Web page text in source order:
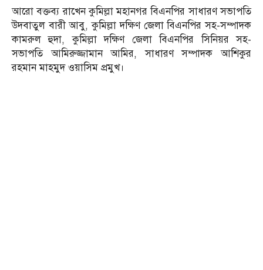
আরো বক্তব্য রাখেন কুমিল্লা মহানগর বিএনপির সাধারণ সভাপতি
উদবাতুল বারী আবু, কুমিল্লা দক্ষিণ জেলা বিএনপির সহ-সম্পাদক
কামরুল হুদা, কুমিল্লা দক্ষিণ জেলা বিএনপির সিনিয়র সহ-
সভাপতি আমিরুজ্জামান আমির, সাধারণ সম্পাদক আশিকুর
রহমান মাহমুদ ওয়াসিম প্রমুখ।